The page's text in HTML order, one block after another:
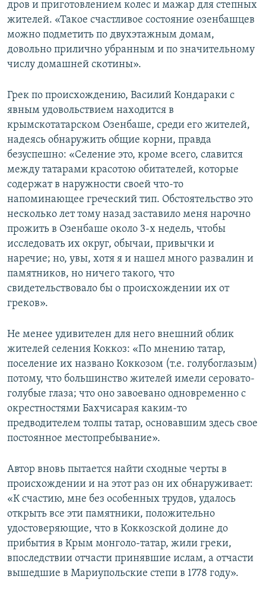
дров и приготовлением колес и мажар для степных
жителей. «Такое счастливое состояние озенбашцев
можно подметить по двухэтажным домам,
довольно прилично убранным и по значительному
числу домашней скотины».
Грек по происхождению, Василий Кондараки с
явным удовольствием находится в
крымскотатарском Озенбаше, среди его жителей,
надеясь обнаружить общие корни, правда
безуспешно: «Селение это, кроме всего, славится
между татарами красотою обитателей, которые
содержат в наружности своей что-то
напоминающее греческий тип. Обстоятельство это
несколько лет тому назад заставило меня нарочно
прожить в Озенбаше около 3-х недель, чтобы
исследовать их округ, обычаи, привычки и
наречие; но, увы, хотя я и нашел много развалин и
памятников, но ничего такого, что
свидетельствовало бы о происхождении их от
греков».
Не менее удивителен для него внешний облик
жителей селения Коккоз: «По мнению татар,
поселение их названо Коккозом (т.е. голубоглазым)
потому, что большинство жителей имели серовато-
голубые глаза; что оно завоевано одновременно с
окрестностями Бахчисарая каким-то
предводителем толпы татар, основавшим здесь свое
постоянное местопребывание».
Автор вновь пытается найти сходные черты в
происхождении и на этот раз он их обнаруживает:
«К счастию, мне без особенных трудов, удалось
открыть все эти памятники, положительно
удостоверяющие, что в Коккозской долине до
прибытия в Крым монголо-татар, жили греки,
впоследствии отчасти принявшие ислам, а отчасти
вышедшие в Мариупольские степи в 1778 году».